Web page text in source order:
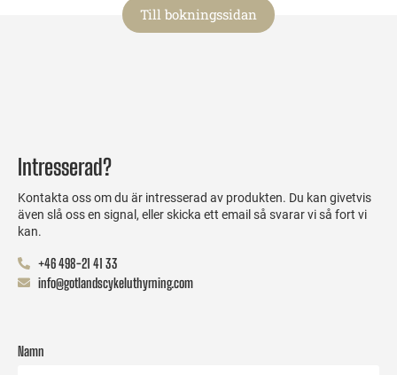
Till bokningssidan
Intresserad?
Kontakta oss om du är intresserad av produkten. Du kan givetvis
även slå oss en signal, eller skicka ett email så svarar vi så fort vi
kan.
+46 498-21 41 33
info@gotlandscykeluthyrning.com
Namn